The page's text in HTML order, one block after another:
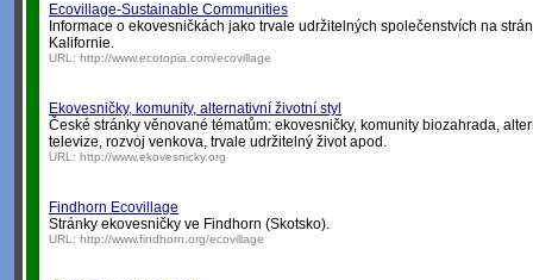
Ecovillage-Sustainable Communities
Informace o ekovesničkách jako trvale udržitelných společenstvích na
Kalifornie.
URL: http://www.ecotopia.com/ecovillage
Ekovesničky, komunity, alternativní životní styl
České stránky věnované tématům: ekovesničky, komunity biozahrada,
televize, rozvoj venkova, trvale udržitelný život apod.
URL: http://www.ekovesnicky.org
Findhorn Ecovillage
Stránky ekovesničky ve Findhorn (Skotsko).
URL: http://www.findhorn.org/ecovillage